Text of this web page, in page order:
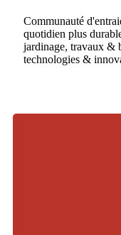
Communauté
quotidien plus
jardinage, travaux &
technologies &